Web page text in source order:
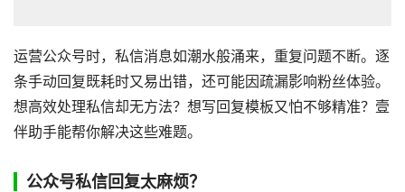
运营公众号时，私信消息如潮水般涌来，重复问题不断。逐
条手动回复既耗时又易出错，还可能因疏漏影响粉丝体验。
想高效处理私信却无方法？想写回复模板又怕不够精准？壹
伴助手能帮你解决这些难题。
公众号私信回复太麻烦？